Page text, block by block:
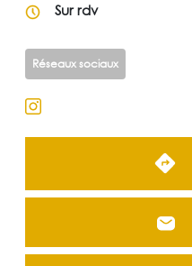
Sur rdv
Réseaux sociaux